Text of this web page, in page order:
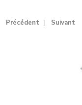
Précédent Suivant